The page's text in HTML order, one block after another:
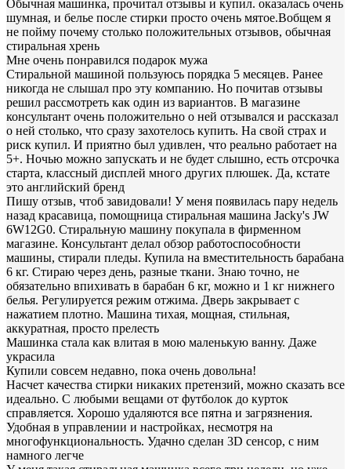
Обычная машинка, прочитал отзывы и купил. оказалась очень
шумная, и белье после стирки просто очень мятое.Вобщем я
не пойму почему столько положительных отзывов, обычная
стиральная хрень
Мне очень понравился подарок мужа
Стиральной машиной пользуюсь порядка 5 месяцев. Ранее
никогда не слышал про эту компанию. Но почитав отзывы
решил рассмотреть как один из вариантов. В магазине
консультант очень положительно о ней отзывался и рассказал
о ней столько, что сразу захотелось купить. На свой страх и
риск купил. И приятно был удивлен, что реально работает на
5+. Ночью можно запускать и не будет слышно, есть отсрочка
старта, классный дисплей много других плюшек. Да, кстате
это английский бренд
Пишу отзыв, чтоб завидовали! У меня появилась пару недель
назад красавица, помощница стиральная машина Jacky's JW
6W12G0. Стиральную машину покупала в фирменном
магазине. Консультант делал обзор работоспособности
машины, стирали пледы. Купила на вместительность барабана
6 кг. Стираю через день, разные ткани. Знаю точно, не
обязательно впихивать в барабан 6 кг, можно и 1 кг нижнего
белья. Регулируется режим отжима. Дверь закрывает с
нажатием плотно. Машина тихая, мощная, стильная,
аккуратная, просто прелесть
Машинка стала как влитая в мою маленькую ванну. Даже
украсила
Купили совсем недавно, пока очень довольна!
Насчет качества стирки никаких претензий, можно сказать все
идеально. С любыми вещами от футболок до курток
справляется. Хорошо удаляются все пятна и загрязнения.
Удобная в управлении и настройках, несмотря на
многофункциональность. Удачно сделан 3D сенсор, с ним
намного легче